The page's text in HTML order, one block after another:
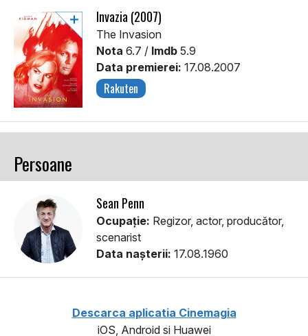
Invazia (2007)
The Invasion
Nota 6.7 / Imdb 5.9
Data premierei: 17.08.2007
Rakuten
Persoane
Sean Penn
Ocupație: Regizor, actor, producător,
scenarist
Data nașterii: 17.08.1960
Descarca aplicatia Cinemagia
iOS, Android si Huawei